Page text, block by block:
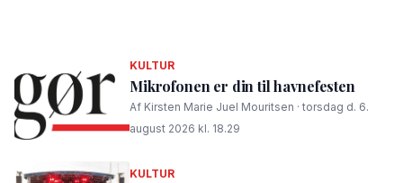
KULTUR
Mikrofonen er din til havnefesten
Af Kirsten Marie Juel Mouritsen · torsdag d. 6.
august 2026 kl. 18.29
KULTUR